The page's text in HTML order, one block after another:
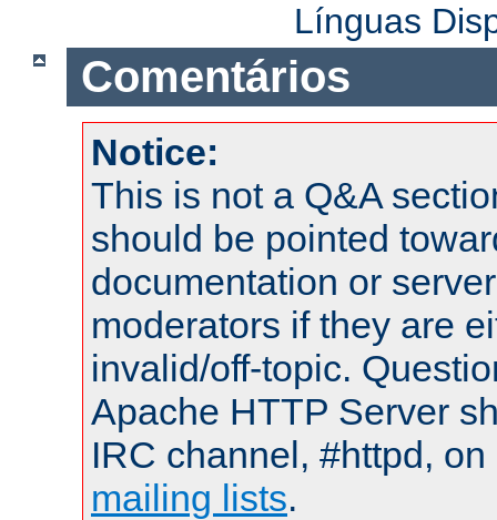
Línguas
Comentários
Notice:
This is not a Q&A
should be pointed
documentation or
moderators if they are
invalid/off-topic.
Apache HTTP Server
IRC channel, #httpd,
mailing lists.